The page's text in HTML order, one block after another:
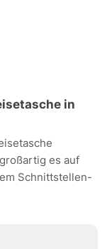
in
es auf
Schnittstellen-